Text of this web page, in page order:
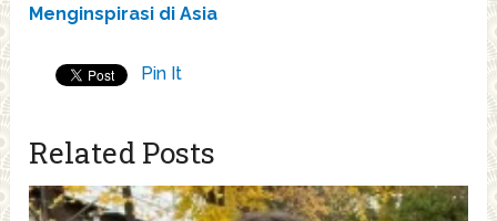
Menginspirasi di Asia
Pin It
Related Posts